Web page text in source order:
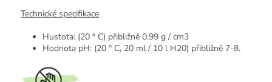
Technické specifikace
Hustota: (20 ° C) přibližně 0,99 g / cm3
Hodnota pH: (20 ° C, 20 ml / 10 l H20) přibližně 7-8.